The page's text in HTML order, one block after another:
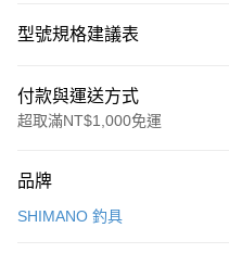
型號規格建議表
付款與運送方式
超取滿NT$1,000免運
信用卡一次付款
品牌
SHIMANO 釣具